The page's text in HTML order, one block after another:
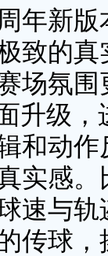
新版
致的
场氛
升级
和动
实感
速与
传球